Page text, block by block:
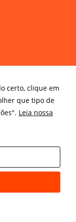
- CE 60135-238
Paulistano São
certo, clique em
que tipo de
Leia nossa